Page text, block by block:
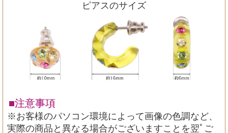
ピアスのサイズ
■注意事項
※お客様のパソコン環境によって画像の色調など、
実際の商品と異なる場合がございますことを翌ﾟご